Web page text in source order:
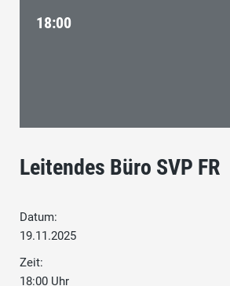
18:00
Leitendes Büro SVP FR
Datum:
19.11.2025
Zeit:
18:00 Uhr